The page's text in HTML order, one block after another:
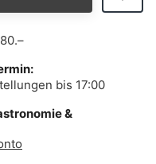
bis 17:00
&